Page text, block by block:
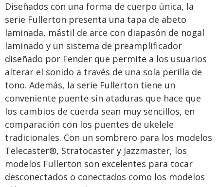
Diseñados con una forma de cuerpo única, la
serie Fullerton presenta una tapa de abeto
laminada, mástil de arce con diapasón de nogal
laminado y un sistema de preamplificador
diseñado por Fender que permite a los usuarios
alterar el sonido a través de una sola perilla de
tono. Además, la serie Fullerton tiene un
conveniente puente sin ataduras que hace que
los cambios de cuerda sean muy sencillos, en
comparación con los puentes de ukelele
tradicionales. Con un sombrero para los modelos
Telecaster®, Stratocaster y Jazzmaster, los
modelos Fullerton son excelentes para tocar
desconectados o conectados como los modelos